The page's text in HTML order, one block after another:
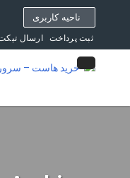
ناحیه کاربری
ثبت پرداخت
ارسال
مرکز آموزش